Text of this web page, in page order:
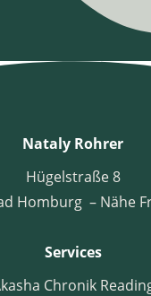
Nataly Rohrer
Hügelstraße 8
Homburg – Nähe
Services
Chronik